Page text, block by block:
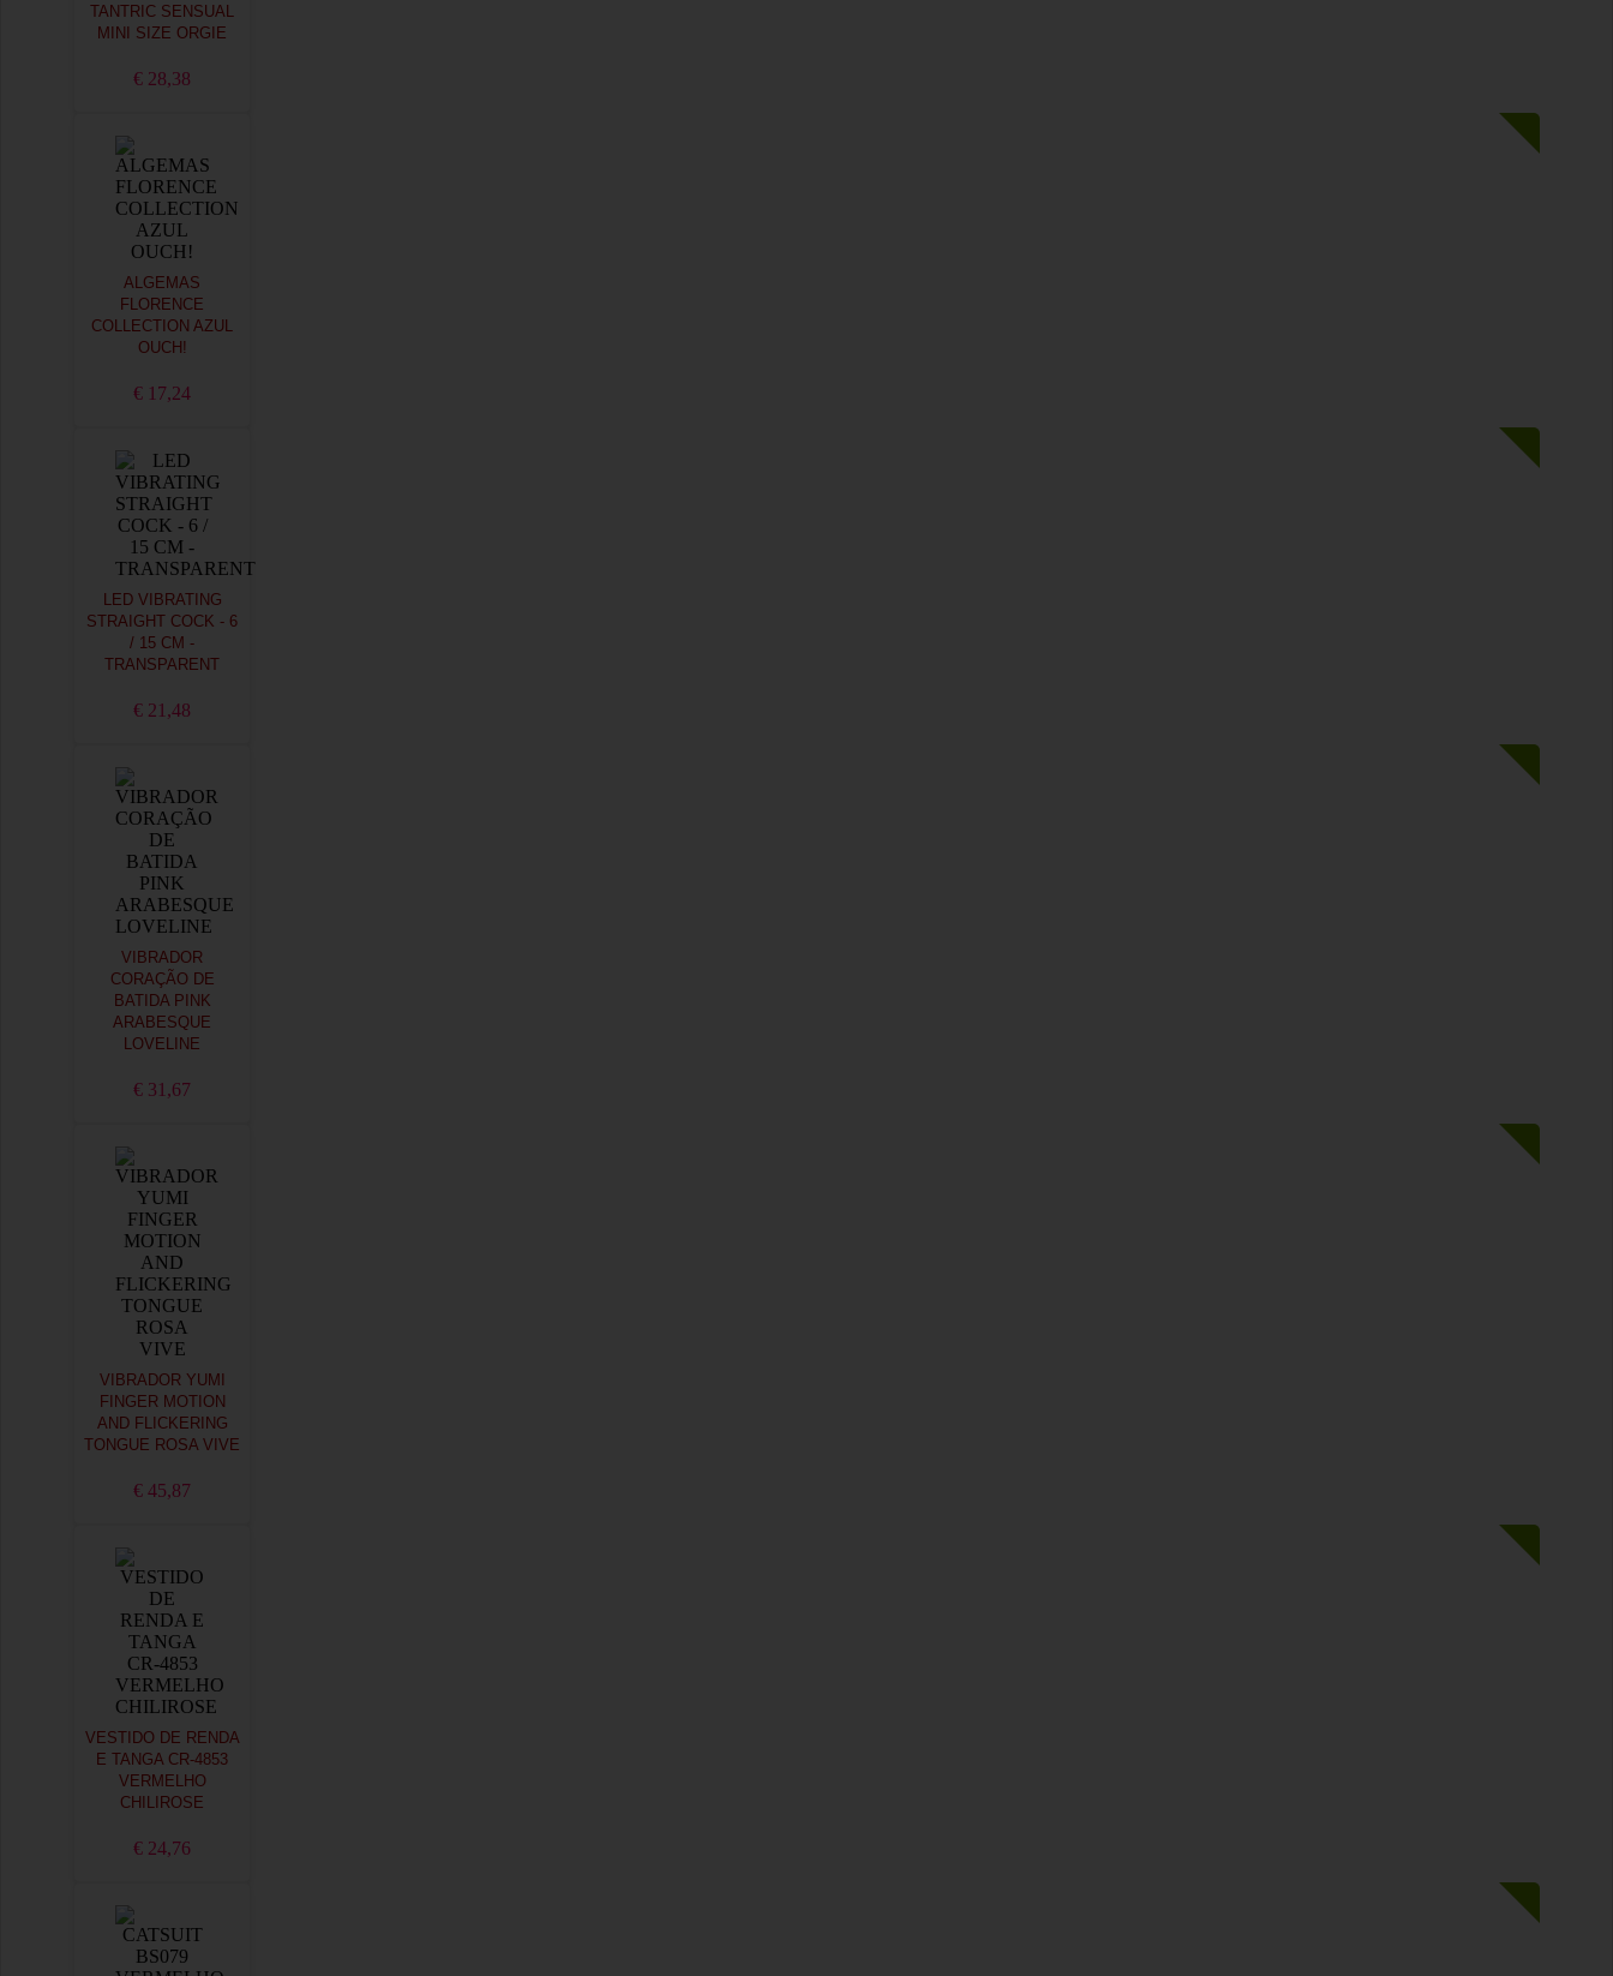
TANTRIC SENSUAL
MINI SIZE ORGIE
€ 28,38
ALGEMAS
FLORENCE
COLLECTION AZUL
OUCH!
€ 17,24
LED VIBRATING
STRAIGHT COCK - 6
/ 15 CM -
TRANSPARENT
€ 21,48
VIBRADOR
CORAÇÃO DE
BATIDA PINK
ARABESQUE
LOVELINE
€ 31,67
VIBRADOR YUMI
FINGER MOTION
AND FLICKERING
TONGUE ROSA VIVE
€ 45,87
VESTIDO DE RENDA
E TANGA CR-4853
VERMELHO
CHILIROSE
€ 24,76